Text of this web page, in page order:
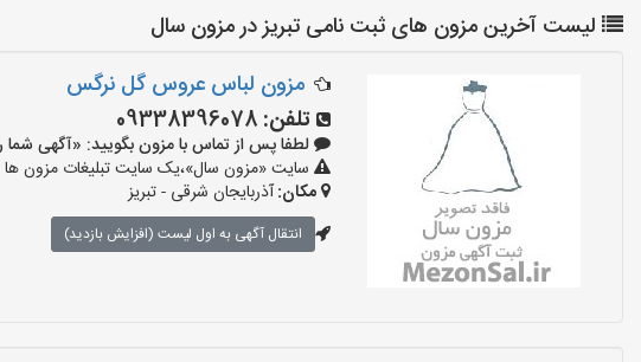
لیست آخرین مزون های ثبت نامی تبریز در مزون سال
مزون لباس عروس گل نرگس
تلفن: 09338396078
لطفا پس از تماس با مزون بگویید: «آگهی شما را در
سایت «مزون سال»،یک سایت تبلیغات مزون ها
مکان:آذربایجان شرقی - تبریز
انتقال آگهی به اول لیست (افزایش بازدید)